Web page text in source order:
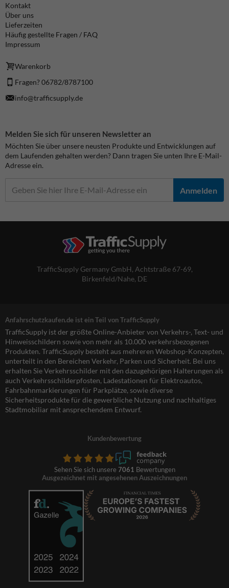
Kontakt
Über uns
Lieferzeiten
Häufig gestellte Fragen / FAQ
Impressum
Warenkorb
Fragen? 06782/8787100
info@trafficsupply.de
Melden Sie sich für unseren Newsletter an
Möchten Sie über unsere neusten Produkte und Entwicklungen auf
dem Laufenden gehalten werden? Dann tragen Sie unten Ihre E-Mail-
Adresse ein.
Anmelden
TrafficSupply Germany GmbH, Achtstraße 67-69,
Birkenfeld/Nahe, DE
Anfahrschutzkaufen.de ist ein Teil von TrafficSupply
TrafficSupply ist der größte Online-Anbieter von Verkehrs-, Text- und
Hinweisschildern sowie von mehr als 10.000 verkehrsbezogenen
Produkten. TrafficSupply besteht aus mehreren Webshop-Konzepten,
unterteilt in den Bereichen Verkehr, Parken und Sicherheit. Bei uns
erhalten Sie Verkehrsschilder mit den dazugehörigen Halterungen als
auch Verkehrsschilderpfosten, Ladestationen für Elektroautos,
Fahrbahnmarkierungen für Parkplätze, sowie diverse
Sicherheitsprodukte für die gewerbliche Nutzung und nachhaltiges
Stadtmobiliar mit ansprechendem Entwurf.
Kundenbewertung
Sehen Sie sich unsere 7061 Bewertungen
Ausgezeichnet mit angesehenen Auszeichnungen